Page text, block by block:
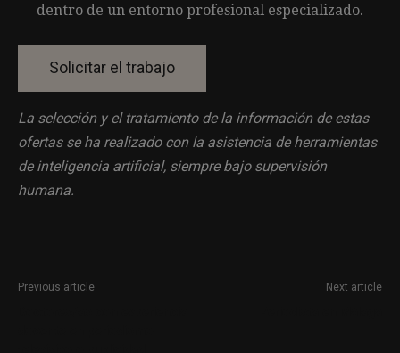
dentro de un entorno profesional especializado.
La selección y el tratamiento de la información de estas
ofertas se ha realizado con la asistencia de herramientas
de inteligencia artificial, siempre bajo supervisión
humana.
Previous article Next article